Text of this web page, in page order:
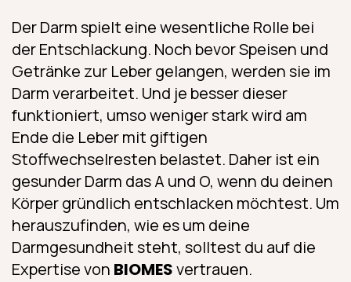
Der Darm spielt eine wesentliche Rolle bei
der Entschlackung. Noch bevor Speisen und
Getränke zur Leber gelangen, werden sie im
Darm verarbeitet. Und je besser dieser
funktioniert, umso weniger stark wird am
Ende die Leber mit giftigen
Stoffwechselresten belastet. Daher ist ein
gesunder Darm das A und O, wenn du deinen
Körper gründlich entschlacken möchtest. Um
herauszufinden, wie es um deine
Darmgesundheit steht, solltest du auf die
Expertise von BIOMESvertrauen.